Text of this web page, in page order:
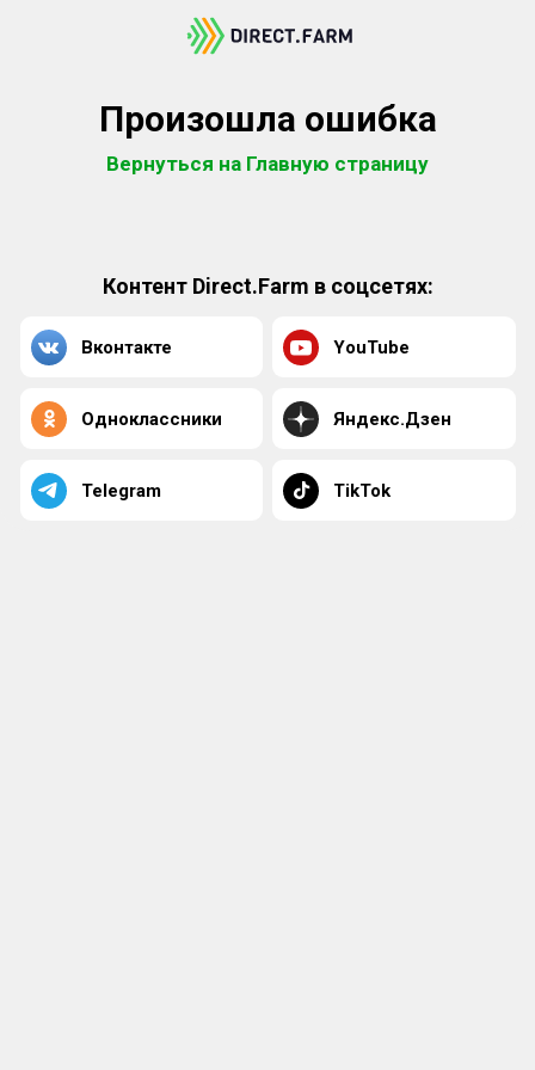
Произошла ошибка
Вернуться на Главную страницу
Контент Direct.Farm в соцсетях:
Вконтакте YouTube
Одноклассники Яндекс.Дзен
Telegram TikTok